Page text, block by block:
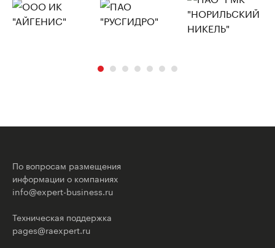
По вопросам размещения
информации о компаниях
info@expert-business.ru
Техническая поддержка
pages@raexpert.ru